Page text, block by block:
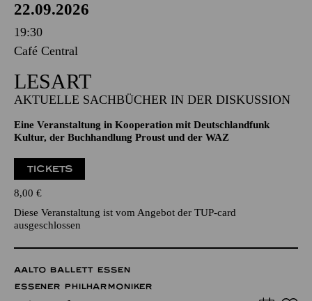
22.09.2026
19:30
Café Central
LESART
AKTUELLE SACHBÜCHER IN DER DISKUSSION
Eine Veranstaltung in Kooperation mit Deutschlandfunk
Kultur, der Buchhandlung Proust und der WAZ
TICKETS
8,00 €
Diese Veranstaltung ist vom Angebot der TUP-card
ausgeschlossen
AALTO BALLETT ESSEN
ESSENER PHILHARMONIKER